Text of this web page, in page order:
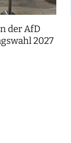
der AfD
2027